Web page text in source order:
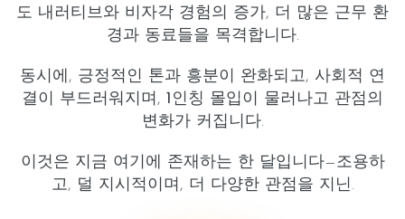
도 내러티브와 비자각 경험의 증가, 더 많은 근무 환
경과 동료들을 목격합니다.
동시에, 긍정적인 톤과 흥분이 완화되고, 사회적 연
결이 부드러워지며, 1인칭 몰입이 물러나고 관점의
변화가 커집니다.
이것은 지금 여기에 존재하는 한 달입니다—조용하
고, 덜 지시적이며, 더 다양한 관점을 지닌.